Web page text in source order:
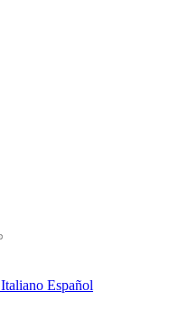
Italiano Español